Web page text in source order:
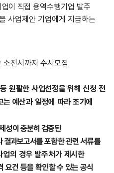
이 직접 용역수행기업 발주
사업제안 기업에게 지급하는
소진시까지 수시모집
원활한 사업선정을 위해 신청 전
예산과 일정에 따라 조기에
성이 충분히 검증된
결과보고서를 포함한 관련서류를
의 경우 발주처가 제시한
요건 등을 확인할 수 있는 공식